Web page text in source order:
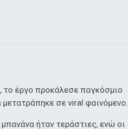
έργο προκάλεσε παγκόσμιο
σε viral φαινόμενο.
ήταν τεράστιες, ενώ οι